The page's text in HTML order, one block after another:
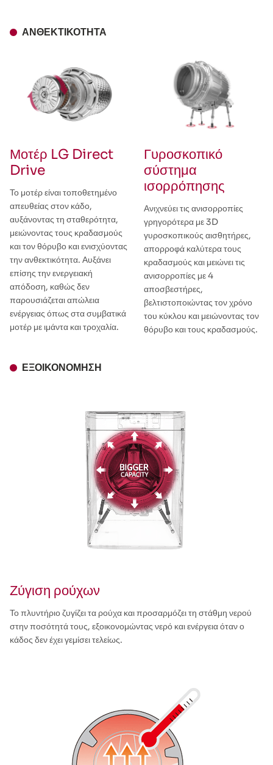
ΑΝΘΕΚΤΙΚΌΤΗΤΑ
Μοτέρ LG Direct
Drive
Το μοτέρ είναι τοποθετημένο
απευθείας στον κάδο,
αυξάνοντας τη σταθερότητα,
μειώνοντας τους κραδασμούς
και τον θόρυβο και ενισχύοντας
την ανθεκτικότητα. Αυξάνει
επίσης την ενεργειακή
απόδοση, καθώς δεν
παρουσιάζεται απώλεια
ενέργειας όπως στα συμβατικά
μοτέρ με ιμάντα και τροχαλία.
Γυροσκοπικό
σύστημα
ισορρόπησης
Ανιχνεύει τις ανισορροπίες
γρηγορότερα με 3D
γυροσκοπικούς αισθητήρες,
απορροφά καλύτερα τους
κραδασμούς και μειώνει τις
ανισορροπίες με 4
αποσβεστήρες,
βελτιστοποιώντας τον χρόνο
του κύκλου και μειώνοντας τον
θόρυβο και τους κραδασμούς.
ΕΞΟΙΚΟΝΌΜΗΣΗ
Ζύγιση ρούχων
Το πλυντήριο ζυγίζει τα ρούχα και προσαρμόζει τη στάθμη νερού
στην ποσότητά τους, εξοικονομώντας νερό και ενέργεια όταν ο
κάδος δεν έχει γεμίσει τελείως.